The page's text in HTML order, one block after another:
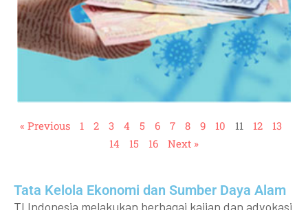
« Previous 1 2 3 4 5 6 7 8 9 10 11 12
13
14
15 16 Next »
Tata Kelola Ekonomi dan Sumber Daya Alam
TI Indonesia melakukan berbagai kajian dan advokasi